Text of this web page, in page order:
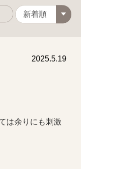
2025.5.19
は余りにも刺激